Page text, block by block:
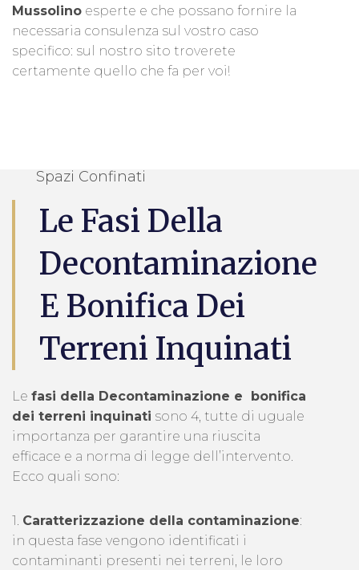
Mussolino esperte e che possano fornire la
necessaria consulenza sul vostro caso
specifico: sul nostro sito troverete
certamente quello che fa per voi!
Spazi Confinati
Le Fasi Della
Decontaminazione
E Bonifica Dei
Terreni Inquinati
Le fasi della Decontaminazione e bonifica
dei terreni inquinati sono 4, tutte di uguale
importanza per garantire una riuscita
efficace e a norma di legge dell’intervento.
Ecco quali sono:
1. Caratterizzazione della contaminazione:
in questa fase vengono identificati i
contaminanti presenti nei terreni, le loro